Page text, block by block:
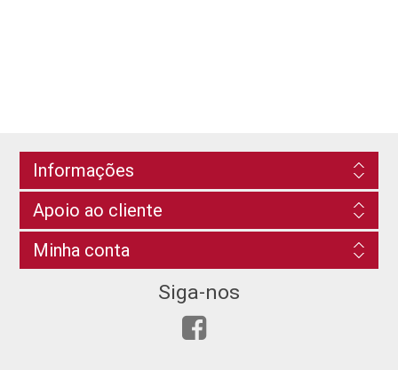
Informações
Apoio ao cliente
Minha conta
Siga-nos